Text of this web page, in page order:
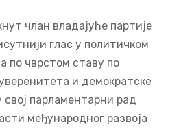
члан владајуће партије
глас у политичком
по чврстом ставу по
и демократске
парламентарни рад
међународног развоја